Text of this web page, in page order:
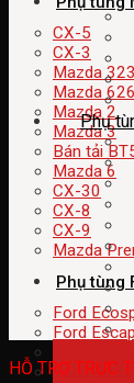
CX-5
CX-3
Mazda 323
Mazda 626
Mazda 2
Mazda 3
Bán tải
Mazda 6
CX-30
CX-8
CX-9
Mazda
Phụ tùng
Ford
Ford
Ford
Phụ
HỖ TRỢ TRỰC